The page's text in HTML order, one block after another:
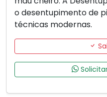
o desentupimento de
técnicas modernas.